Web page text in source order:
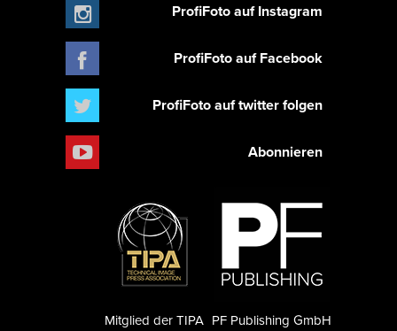
ProfiFoto auf Instagram
ProfiFoto auf Facebook
ProfiFoto auf twitter folgen
Abonnieren
PF Publishing GmbH
Mitglied der TIPA